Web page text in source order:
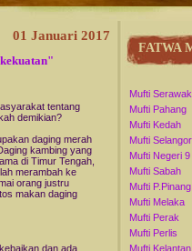
01 Januari 2017
tentang
demikian?
daging merah
kambing yang
di Timur Tengah,
merambah ke
orang justru
makan daging
dan ada
FATWA
Mufti Serawak
Mufti Pahang
Mufti Kedah
Mufti Selangor
Mufti Negeri 9
Mufti Sabah
Mufti P.Pinang
Mufti Melaka
Mufti Perak
Mufti Perlis
Mufti Kelantan